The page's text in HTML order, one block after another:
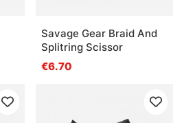
Savage Gear Braid And
Splitring Scissor
€6.70